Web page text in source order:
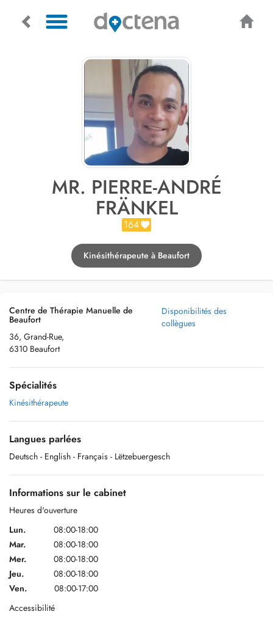
MR. PIERRE-ANDRÉ
FRÄNKEL
164
Kinésithérapeute à Beaufort
Centre de Thérapie Manuelle de
Beaufort
36, Grand-Rue,
6310 Beaufort
Disponibilités des
collègues
Spécialités
Kinésithérapeute
Langues parlées
Deutsch - English - Français - Lëtzebuergesch
Informations sur le cabinet
Heures d'ouverture
Lun.
08:00-18:00
Mar.
08:00-18:00
Mer.
08:00-18:00
Jeu.
08:00-18:00
Ven.
08:00-17:00
Accessibilité